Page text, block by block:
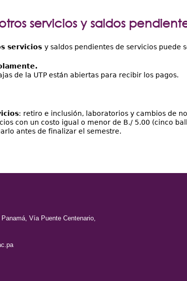
servicios y saldos
servicios y saldos pendientes de servicios puede
de la UTP están abiertas para recibir los pagos.
: retiro e inclusión, laboratorios y cambios de
con un costo igual o menor de B./ 5.00 (cinco
antes de finalizar el semestre.
Vía Puente Centenario,